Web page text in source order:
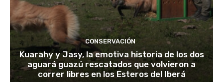
CONSERVACIÓN
Kuarahy y Jasy, la emotiva historia de los dos
aguará guazú rescatados que volvieron a
correr libres en los Esteros del Iberá